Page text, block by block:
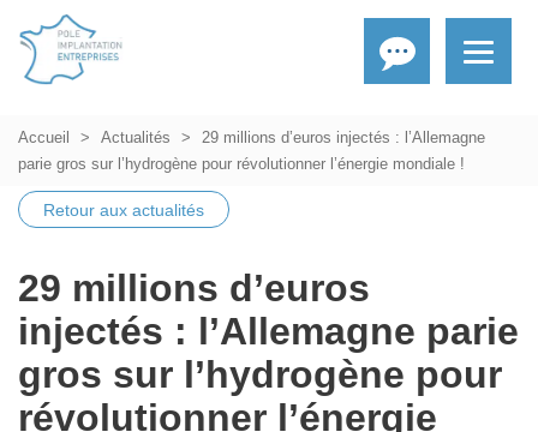
Accueil Actualités
29 millions d’euros injectés : l’Allemagne
parie gros sur l’hydrogène pour révolutionner l’énergie mondiale !
Retour aux actualités
29 millions d’euros
injectés : l’Allemagne parie
gros sur l’hydrogène pour
révolutionner l’énergie